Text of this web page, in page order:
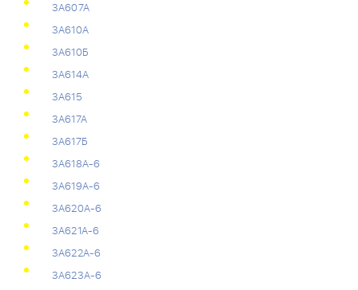
3А607А
3А610А
3А610Б
3А614А
3А615
3А617А
3А617Б
3А618А-6
3А619А-6
3А620А-6
3А621А-6
3А622А-6
3А623А-6